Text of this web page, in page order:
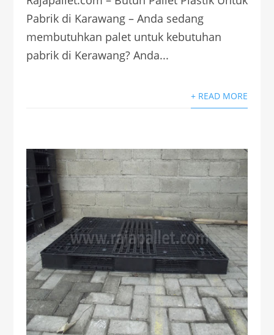
Pabrik di Karawang – Anda sedang
membutuhkan palet untuk kebutuhan
pabrik di Kerawang? Anda...
+ READ MORE